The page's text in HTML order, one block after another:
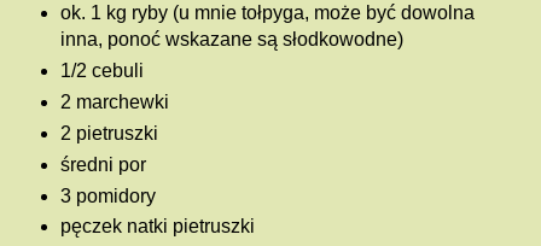
ok. 1 kg ryby (u mnie tołpyga, może być dowolna
inna, ponoć wskazane są słodkowodne)
1/2 cebuli
2 marchewki
2 pietruszki
średni por
3 pomidory
pęczek natki pietruszki